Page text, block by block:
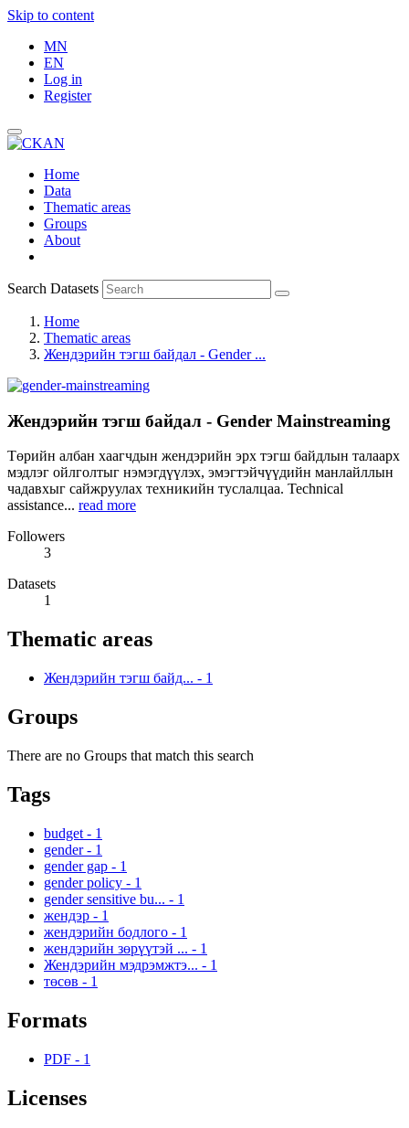
Skip to content
MN
EN
Log in
Register
Home
Data
Thematic areas
Groups
About
Search Datasets
Home
Thematic areas
Жендэрийн тэгш байдал - Gender ...
Жендэрийн тэгш байдал - Gender Mainstreaming
Төрийн албан хаагчдын жендэрийн эрх тэгш байдлын талаарх
мэдлэг ойлголтыг нэмэгдүүлэх, эмэгтэйчүүдийн манлайллын
чадавхыг сайжруулах техникийн туслалцаа. Technical
assistance... read more
Followers
3
Datasets
1
Thematic areas
Жендэрийн тэгш байд... - 1
Groups
There are no Groups that match this search
Tags
budget - 1
gender - 1
gender gap - 1
gender policy - 1
gender sensitive bu... - 1
жендэр - 1
жендэрийн бодлого - 1
жендэрийн зөрүүтэй ... - 1
Жендэрийн мэдрэмжтэ... - 1
төсөв - 1
Formats
PDF - 1
Licenses